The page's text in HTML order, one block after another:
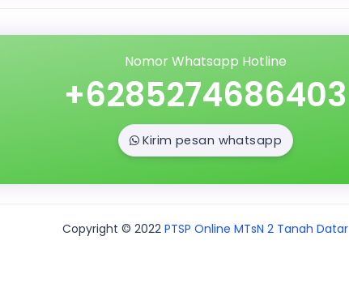
Nomor Whatsapp Hotline
+6285274686403
Kirim pesan whatsapp
Copyright © 2022 PTSP Online MTsN 2 Tanah Datar